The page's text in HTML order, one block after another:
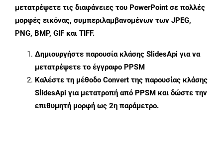
μετατρέψετε τις διαφάνειες του PowerPoint σε πολλές
μορφές εικόνας, συμπεριλαμβανομένων των JPEG,
PNG, BMP, GIF και TIFF.
Δημιουργήστε παρουσία κλάσης SlidesApi για να
μετατρέψετε το έγγραφο PPSM
Καλέστε τη μέθοδο Convert της παρουσίας κλάσης
SlidesApi για μετατροπή από PPSM και δώστε την
επιθυμητή μορφή ως 2η παράμετρο.